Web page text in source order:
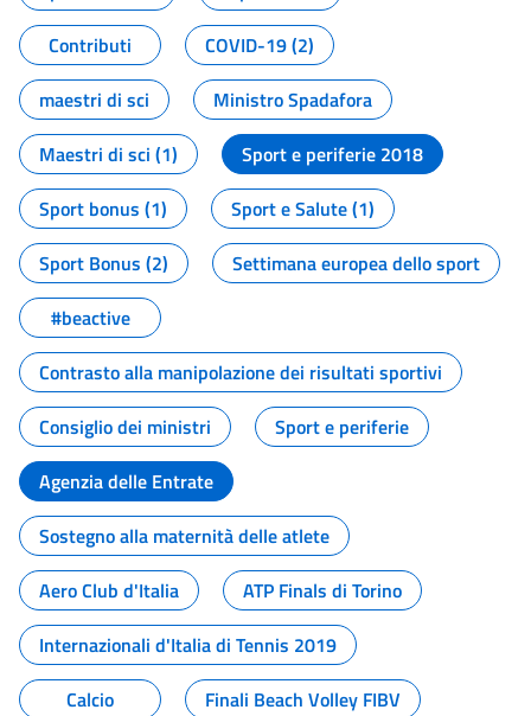
Contributi
COVID-19 (2)
maestri di sci
Ministro Spadafora
Maestri di sci (1)
Sport e periferie 2018
Sport bonus (1)
Sport e Salute (1)
Sport Bonus (2)
Settimana europea dello sport
#beactive
Contrasto alla manipolazione dei risultati sportivi
Consiglio dei ministri
Sport e periferie
Agenzia delle Entrate
Sostegno alla maternità delle atlete
Aero Club d'Italia
ATP Finals di Torino
Internazionali d'Italia di Tennis 2019
Calcio
Finali Beach Volley FIBV